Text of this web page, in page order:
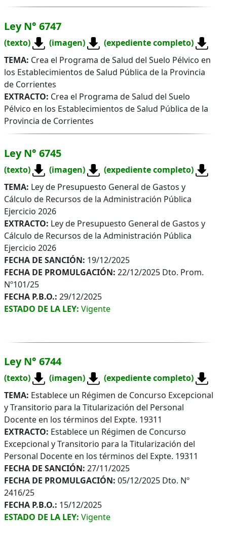
Ley N° 6747
(texto) (imagen)
(expediente completo)
TEMA: Crea el Programa de Salud del Suelo Pélvico en
los Establecimientos de Salud Pública de la Provincia
de Corrientes
EXTRACTO: Crea el Programa de Salud del Suelo
Pélvico en los Establecimientos de Salud Pública de la
Provincia de Corrientes
Ley N° 6745
(texto) (imagen)
(expediente completo)
TEMA: Ley de Presupuesto General de Gastos y
Cálculo de Recursos de la Administración Pública
Ejercicio 2026
EXTRACTO: Ley de Presupuesto General de Gastos y
Cálculo de Recursos de la Administración Pública
Ejercicio 2026
FECHA DE SANCIÓN: 19/12/2025
FECHA DE PROMULGACIÓN: 22/12/2025 Dto. Prom.
Nº101/25
FECHA P.B.O.: 29/12/2025
ESTADO DE LA LEY: Vigente
Ley N° 6744
(texto) (imagen)
(expediente completo)
TEMA: Establece un Régimen de Concurso Excepcional
y Transitorio para la Titularización del Personal
Docente en los términos del Expte. 19311
EXTRACTO: Establece un Régimen de Concurso
Excepcional y Transitorio para la Titularización del
Personal Docente en los términos del Expte. 19311
FECHA DE SANCIÓN: 27/11/2025
FECHA DE PROMULGACIÓN: 05/12/2025 Dto. Nº
2416/25
FECHA P.B.O.: 15/12/2025
ESTADO DE LA LEY: Vigente